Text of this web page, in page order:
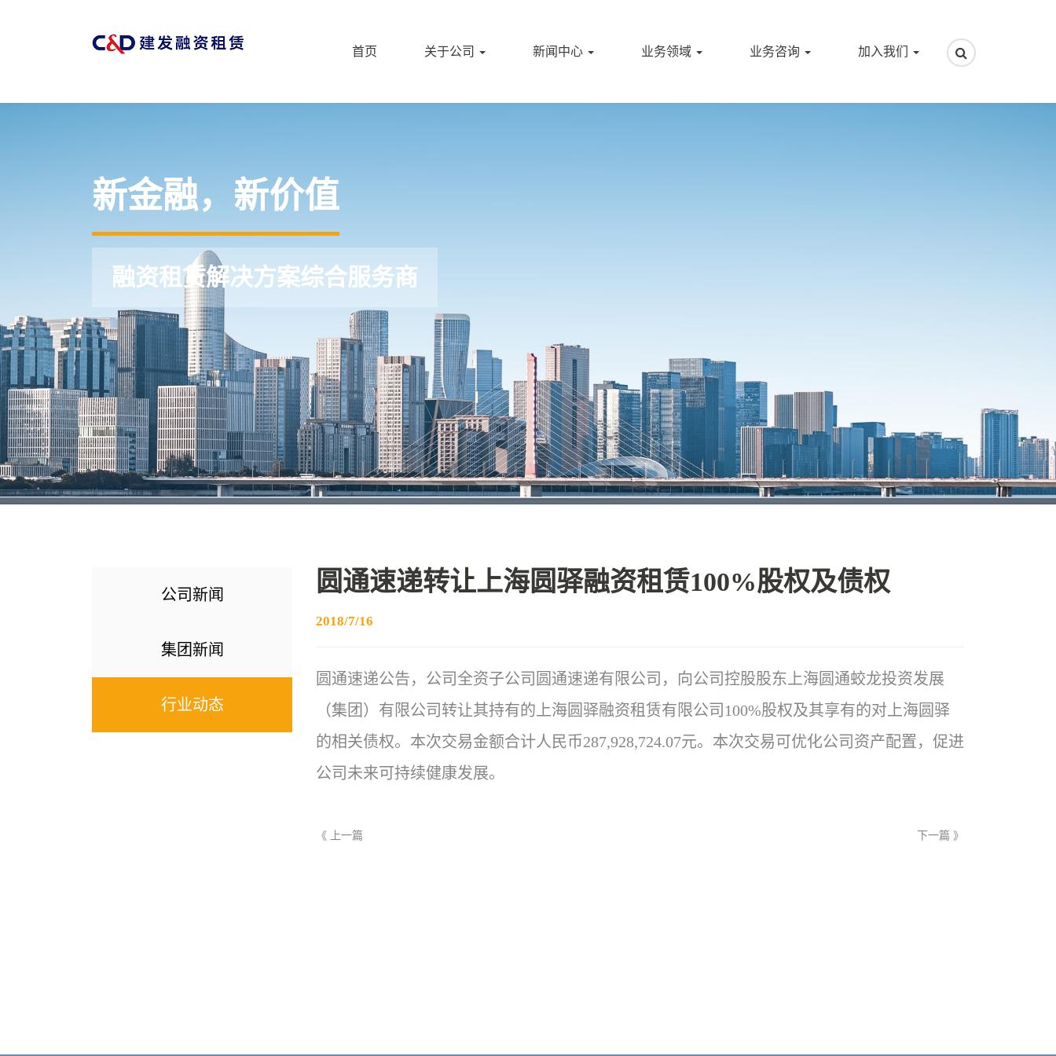
首页 关于公司 新闻中心 业务领域 业务咨询 加入我们
新金融，新价值
融资租赁解决方案综合服务商
圆通速递转让上海圆驿融资租赁100%股权及债权
2018/7/16
圆通速递公告，公司全资子公司圆通速递有限公司，向公司控股股东上海圆通蛟龙投资发展
（集团）有限公司转让其持有的上海圆驿融资租赁有限公司100%股权及其享有的对上海圆驿
的相关债权。本次交易金额合计人民币287,928,724.07元。本次交易可优化公司资产配置，促进
公司未来可持续健康发展。
《 上一篇 下一篇 》
公司新闻
集团新闻
行业动态